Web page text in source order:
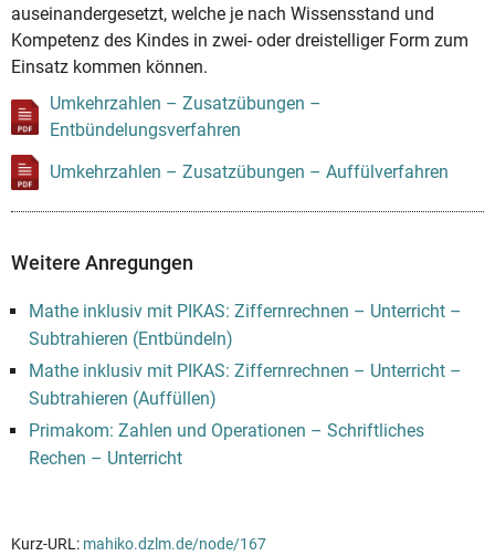
auseinandergesetzt, welche je nach Wissensstand und
Kompetenz des Kindes in zwei- oder dreistelliger Form zum
Einsatz kommen können.
Umkehrzahlen – Zusatzübungen –
Entbündelungsverfahren
Umkehrzahlen – Zusatzübungen – Auffülverfahren
Weitere Anregungen
Mathe inklusiv mit PIKAS: Ziffernrechnen – Unterricht –
Subtrahieren (Entbündeln)
Mathe inklusiv mit PIKAS: Ziffernrechnen – Unterricht –
Subtrahieren (Auffüllen)
Primakom: Zahlen und Operationen – Schriftliches
Rechen – Unterricht
Kurz-URL: mahiko.dzlm.de/node/167